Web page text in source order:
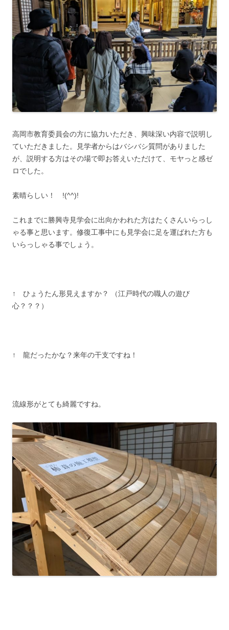
高岡市教育委員会の方に協力いただき、興味深い内容で説明し
ていただきました。見学者からはバシバシ質問がありました
が、説明する方はその場で即お答えいただけて、モヤっと感ゼ
ロでした。
素晴らしい！ !(^^)!
これまでに勝興寺見学会に出向かわれた方はたくさんいらっし
ゃる事と思います。修復工事中にも見学会に足を運ばれた方も
いらっしゃる事でしょう。
↑ ひょうたん形見えますか？ （江戸時代の職人の遊び
心？？？）
↑ 龍だったかな？来年の干支ですね！
流線形がとても綺麗ですね。